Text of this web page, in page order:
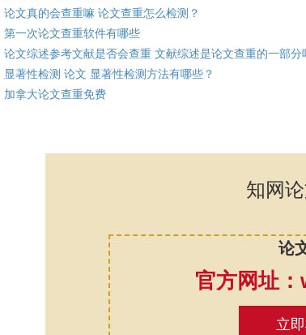
论文真的会查重嘛 论文查重怎么检测？
第一次论文查重软件有哪些
论文综述参考文献是否会查重 文献综述是论文查重的一部分
显著性检测 论文 显著性检测方法有哪些？
加拿大论文查重免费
知网
论
官方网址
立